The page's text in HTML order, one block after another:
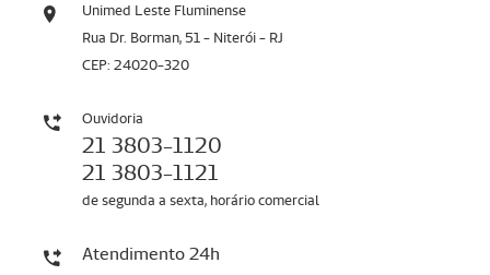
Unimed Leste Fluminense
Rua Dr. Borman, 51 - Niterói - RJ
CEP: 24020-320
Ouvidoria
21 3803-1120
21 3803-1121
de segunda a sexta, horário comercial
Atendimento 24h